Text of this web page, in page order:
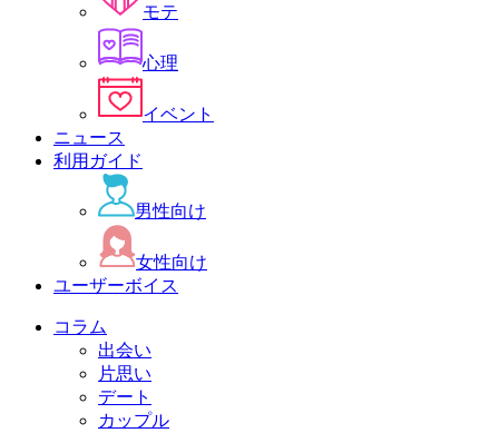
モテ
心理
イベント
ニュース
利用ガイド
男性向け
女性向け
ユーザーボイス
コラム
出会い
片思い
デート
カップル